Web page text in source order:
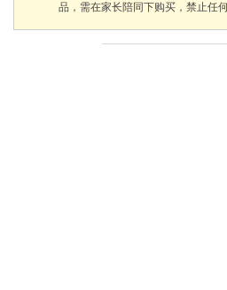
品，需在家长陪同下购买，禁止任